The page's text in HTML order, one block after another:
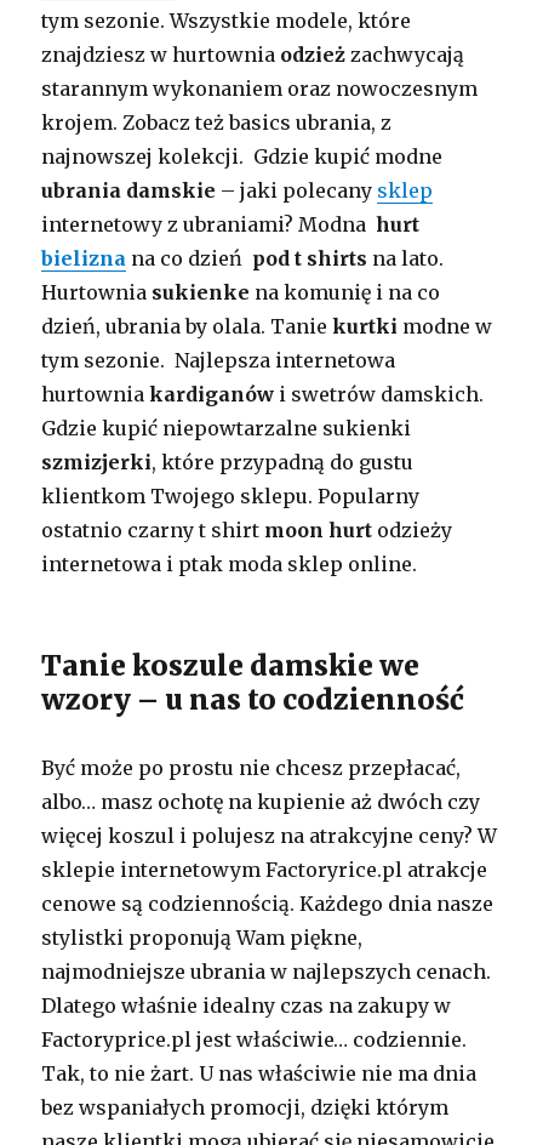
tym sezonie. Wszystkie modele, które
znajdziesz w hurtownia odzież zachwycają
starannym wykonaniem oraz nowoczesnym
krojem. Zobacz też basics ubrania, z
najnowszej kolekcji. Gdzie kupić modne
ubrania damskie – jaki polecany sklep
internetowy z ubraniami? Modnahurt
bielizna na co dzień pod t shirts na lato.
Hurtownia sukienke na komunię i na co
dzień, ubrania by olala. Taniekurtki modne w
tym sezonie. Najlepsza internetowa
hurtowniakardiganów i swetrów damskich.
Gdzie kupić niepowtarzalne sukienki
szmizjerki, które przypadną do gustu
klientkom Twojego sklepu. Popularny
ostatnio czarny t shirt moon hurt odzieży
internetowa i ptak moda sklep online.
Tanie koszule damskie we
wzory – u nas to codzienność
Być może po prostu nie chcesz przepłacać,
albo… masz ochotę na kupienie aż dwóch czy
więcej koszul i polujesz na atrakcyjne ceny? W
sklepie internetowym Factoryrice.pl atrakcje
cenowe są codziennością. Każdego dnia nasze
stylistki proponują Wam piękne,
najmodniejsze ubrania w najlepszych cenach.
Dlatego właśnie idealny czas na zakupy w
Factoryprice.pl jest właściwie… codziennie.
Tak, to nie żart. U nas właściwie nie ma dnia
bez wspaniałych promocji, dzięki którym